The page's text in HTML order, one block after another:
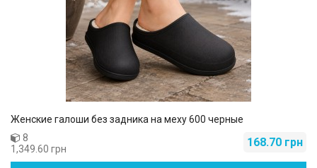
Женские галоши без задника на меху 600 черные
168.70 грн
8
1,349.60 грн